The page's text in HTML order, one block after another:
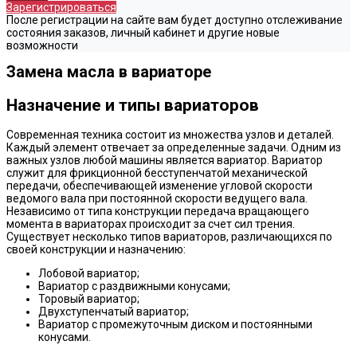
Зарегистрироваться
После регистрации на сайте вам будет доступно отслеживание
состояния заказов, личный кабинет и другие новые
возможности
Замена масла в вариаторе
Назначение и типы вариаторов
Современная техника состоит из множества узлов и деталей.
Каждый элемент отвечает за определенные задачи. Одним из
важных узлов любой машины является вариатор. Вариатор
служит для фрикционной бесступенчатой механической
передачи, обеспечивающей изменение угловой скорости
ведомого вала при постоянной скорости ведущего вала.
Независимо от типа конструкции передача вращающего
момента в вариаторах происходит за счет сил трения.
Существует несколько типов вариаторов, различающихся по
своей конструкции и назначению:
Лобовой вариатор;
Вариатор с раздвижными конусами;
Торовый вариатор;
Двухступенчатый вариатор;
Вариатор с промежуточным диском и постоянными
конусами.